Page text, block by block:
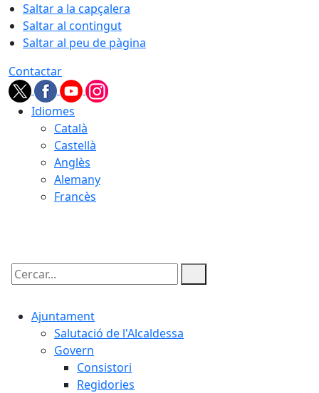
Saltar a la capçalera
Saltar al contingut
Saltar al peu de pàgina
Contactar
Idiomes
Català
Castellà
Anglès
Alemany
Francès
Cercar:
Ajuntament
Salutació de l'Alcaldessa
Govern
Consistori
Regidories